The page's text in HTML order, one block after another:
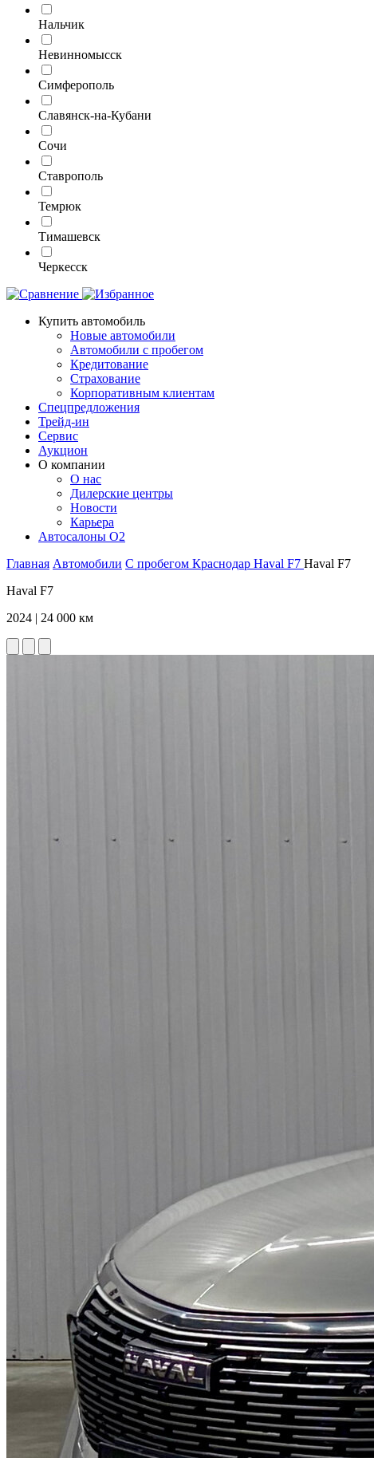
Нальчик
Невинномысск
Симферополь
Славянск-на-Кубани
Сочи
Ставрополь
Темрюк
Тимашевск
Черкесск
Купить автомобиль
Новые автомобили
Автомобили с пробегом
Кредитование
Страхование
Корпоративным клиентам
Спецпредложения
Трейд-ин
Сервис
Аукцион
О компании
О нас
Дилерские центры
Новости
Карьера
Автосалоны O2
Главная Автомобили С пробегом Краснодар Haval F7 Haval F7
Haval F7
2024 | 24 000 км